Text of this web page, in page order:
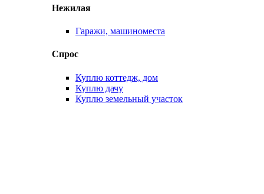
Нежилая
Гаражи, машиноместа
Спрос
Куплю коттедж, дом
Куплю дачу
Куплю земельный участок